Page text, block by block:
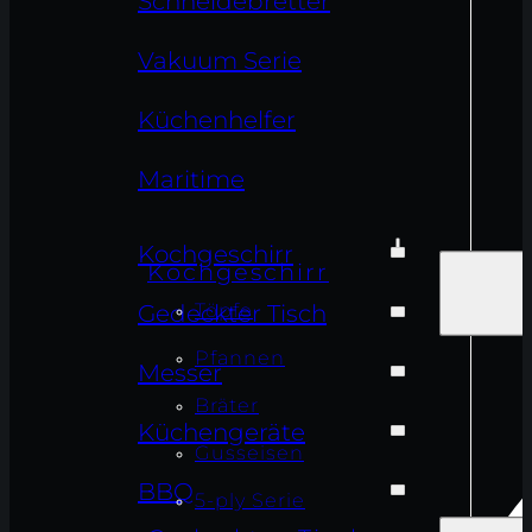
Vakuum Serie
Küchenhelfer
Maritime
Kochgeschirr
Gedeckter Tisch
Messer
Küchengeräte
BBQ
Kochgeschirr
Töpfe
Pfannen
Bräter
Gusseisen
5-ply Serie